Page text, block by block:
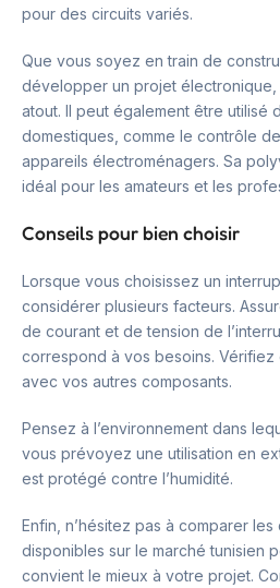
pour des circuits variés.
Que vous soyez en train de
développer un projet électronique,
atout. Il peut également être utilisé
domestiques, comme le contrôle
appareils électroménagers. Sa
idéal pour les amateurs et les
Conseils pour bien choisir
Lorsque vous choisissez un
considérer plusieurs facteurs.
de courant et de tension de
correspond à vos besoins. Vérifiez
avec vos autres composants.
Pensez à l’environnement dans
vous prévoyez une utilisation en
est protégé contre l’humidité.
Enfin, n’hésitez pas à comparer
disponibles sur le marché tunisien
convient le mieux à votre projet.